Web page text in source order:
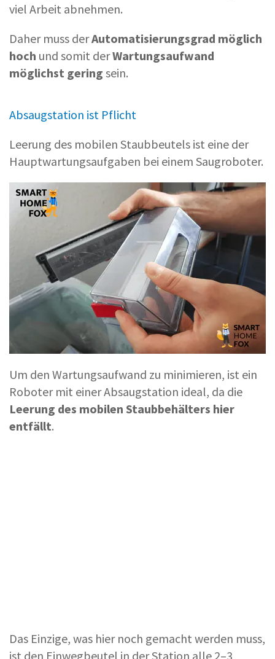
viel Arbeit abnehmen.
Daher muss derAutomatisierungsgrad möglich
hoch und somit derWartungsaufwand
möglichst gering sein.
Absaugstation ist Pflicht
Leerung des mobilen Staubbeutels ist eine der
Hauptwartungsaufgaben bei einem Saugroboter.
Um den Wartungsaufwand zu minimieren, ist ein
Roboter mit einer Absaugstation ideal, da die
Leerung des mobilen Staubbehälters hier
entfällt.
Das Einzige, was hier noch gemacht werden muss,
ist den Einwegbeutel in der Station alle 2–3